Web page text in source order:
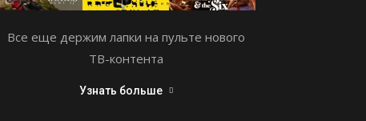
Все еще держим лапки на пульте нового
ТВ-контента
Узнать больше